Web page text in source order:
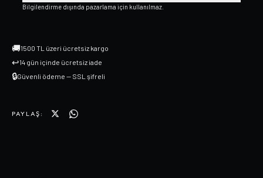
Bilgilendirme dışında pazarlama için kullanılmaz.
🚚1500 TL üzeri ücretsiz kargo
↩14 gün içinde ücretsiz iade
🔒Güvenli ödeme — SSL şifreli
PAYLAŞ: